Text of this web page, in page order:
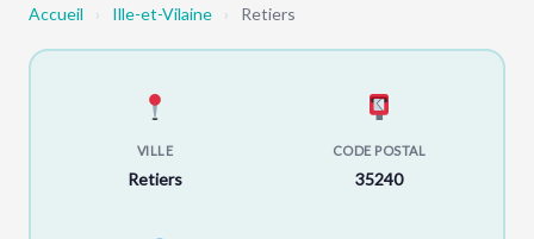
Accueil › Ille-et-Vilaine › Retiers
VILLE
Retiers
CODE POSTAL
35240